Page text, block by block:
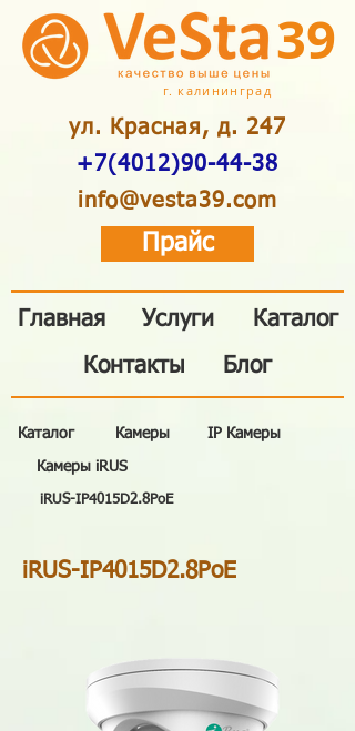
39
г. калининград
ул. Красная, д. 247
+7(4012)90-44-38
info@vesta39.com
Прайс
Главная
Услуги
Контакты
Каталог
Блог
Каталог Камеры IP Камеры
Камеры iRUS
iRUS-IP4015D2.8PoE
iRUS-IP4015D2.8PoE